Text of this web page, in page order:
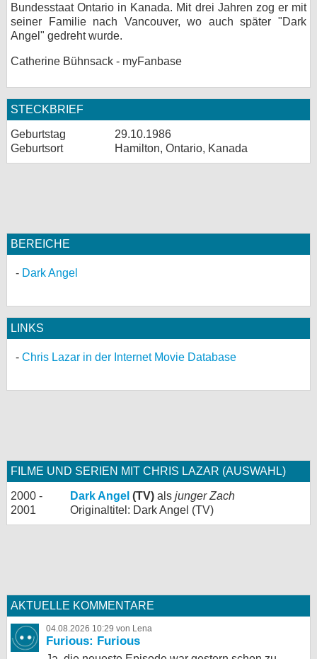
Bundesstaat Ontario in Kanada. Mit drei Jahren zog er mit
seiner Familie nach Vancouver, wo auch später "Dark
Angel" gedreht wurde.
Catherine Bühnsack - myFanbase
STECKBRIEF
Geburtstag
29.10.1986
Geburtsort
Hamilton, Ontario, Kanada
BEREICHE
Dark Angel
LINKS
Chris Lazar in der Internet Movie Database
FILME UND SERIEN MIT CHRIS LAZAR (AUSWAHL)
2000 -
2001
Dark Angel (TV) als junger Zach
Originaltitel: Dark Angel (TV)
AKTUELLE KOMMENTARE
04.08.2026 10:29 von Lena
Furious: Furious
Forum
Kontakt
Nutzungsbedingungen